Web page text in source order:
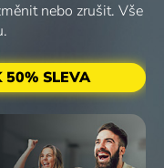
nebo zrušit. Vše
SLEVA